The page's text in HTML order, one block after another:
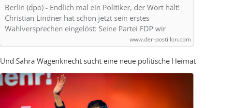
Berlin (dpo) - Endlich mal ein Politiker, der Wort hält!
Christian Lindner hat schon jetzt sein erstes
Wahlversprechen eingelöst: Seine Partei FDP wir
www.der-postillon.com
Und Sahra Wagenknecht sucht eine neue politische Heimat